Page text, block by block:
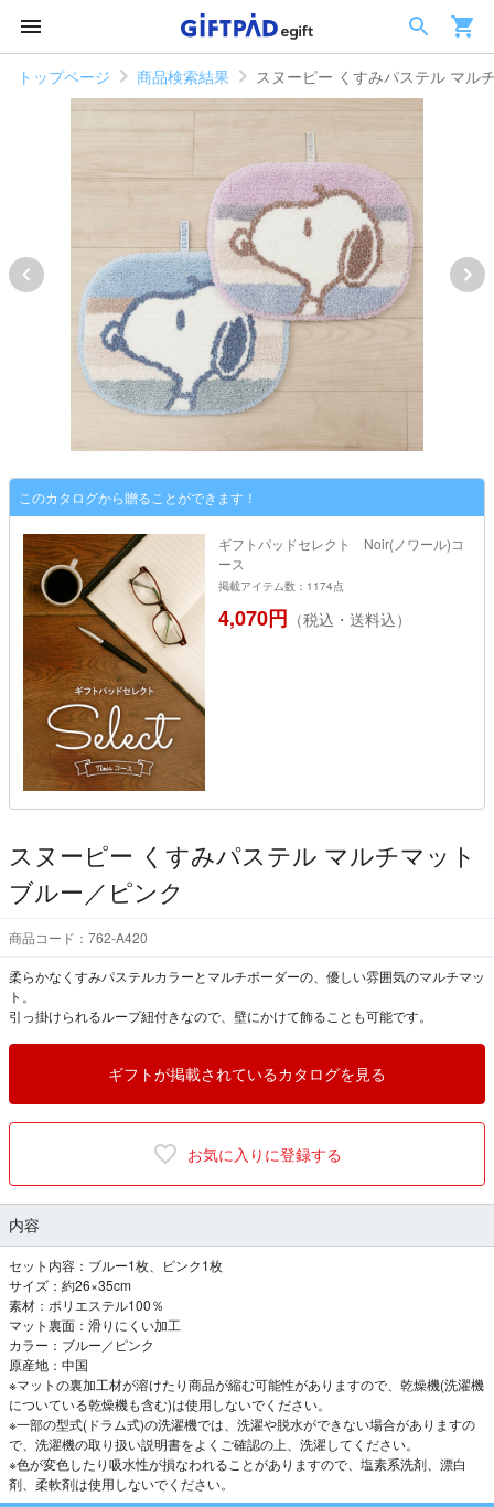
トップページ 商品検索結果 スヌーピー くすみパステル マル
このカタログから贈ることができます！
ギフトパッドセレクト Noir(ノワール)コ
ース
掲載アイテム数：1174点
4,070円 （税込・送料込）
スヌーピー くすみパステル マルチマット
ブルー／ピンク
商品コード：762-A420
柔らかなくすみパステルカラーとマルチボーダーの、優しい雰囲気のマルチマッ
ト。
引っ掛けられるループ紐付きなので、壁にかけて飾ることも可能です。
ギフトが掲載されているカタログを見る
お気に入りに登録する
内容
セット内容：ブルー1枚、ピンク1枚
サイズ：約26×35cm
素材：ポリエステル100％
マット裏面：滑りにくい加工
カラー：ブルー／ピンク
原産地：中国
※マットの裏加工材が溶けたり商品が縮む可能性がありますので、乾燥機(洗濯機
についている乾燥機も含む)は使用しないでください。
※一部の型式(ドラム式)の洗濯機では、洗濯や脱水ができない場合がありますの
で、洗濯機の取り扱い説明書をよくご確認の上、洗濯してください。
※色が変色したり吸水性が損なわれることがありますので、塩素系洗剤、漂白
剤、柔軟剤は使用しないでください。